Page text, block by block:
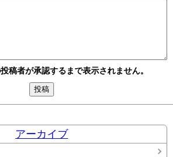
稿者が承認するまで表示されません。
アーカイブ